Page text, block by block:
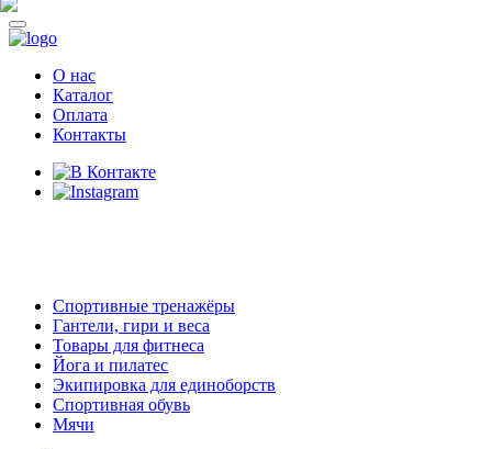
О нас
Каталог
Оплата
Контакты
Спортивные тренажёры
Гантели, гири и веса
Товары для фитнеса
Йога и пилатес
Экипировка для единоборств
Спортивная обувь
Мячи